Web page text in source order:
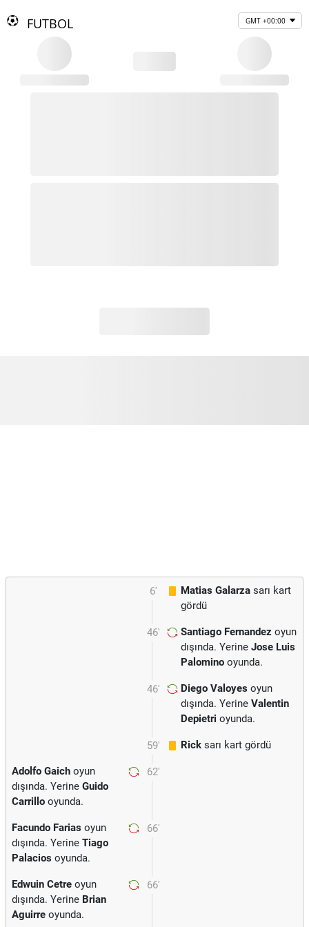
FUTBOL GMT +00:00
6' Matias Galarza sarı kart
gördü
46' Santiago Fernandez oyun
dışında. Yerine Jose Luis
Palomino oyunda.
46' Diego Valoyes oyun
dışında. Yerine Valentin
Depietri oyunda.
59' Rick sarı kart gördü
62'
Adolfo Gaich oyun
dışında. Yerine Guido
Carrillo oyunda.
66'
Facundo Farias oyun
dışında. Yerine Tiago
Palacios oyunda.
66'
Edwuin Cetre oyun
dışında. Yerine Brian
Aguirre oyunda.